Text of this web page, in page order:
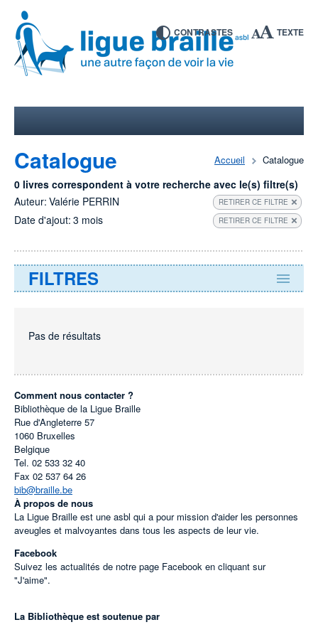
CONTRASTES TEXTE
Accueil Catalogue
Catalogue
0 livres correspondent à votre recherche avec le(s) filtre(s)
Auteur: Valérie PERRIN RETIRER CE FILTRE
Date d'ajout: 3 mois RETIRER CE FILTRE
FILTRES
Pas de résultats
Comment nous contacter ?
Bibliothèque de la Ligue Braille
Rue d'Angleterre 57
1060 Bruxelles
Belgique
Tel. 02 533 32 40
Fax 02 537 64 26
bib@braille.be
À propos de nous
La Ligue Braille est une asbl qui a pour mission d'aider les personnes
aveugles et malvoyantes dans tous les aspects de leur vie.
Facebook
Suivez les actualités de notre page Facebook en cliquant sur
"J'aime".
La Bibliothèque est soutenue par